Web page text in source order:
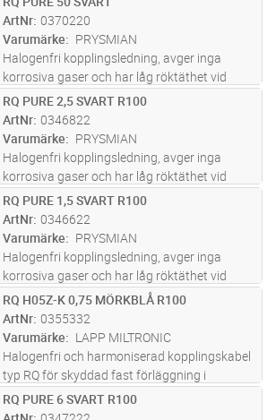
och apparatskåp.
M Lägg i kundvagn
ArtNr 0370220
Varumärke
PRYSMIAN
Halogenfri kopplingsledning, avger inga
korrosiva gaser och har låg röktäthet vid
brand. För indragning i rör, ledningskanaler
och apparatskåp.
M Lägg i kundvagn
RQ PURE 2,5 SVART R100
ArtNr 0346822
Varumärke
PRYSMIAN
Halogenfri kopplingsledning, avger inga
korrosiva gaser och har låg röktäthet vid
brand. För indragning i rör, ledningskanaler
och apparatskåp.
M Lägg i kundvagn
RQ PURE 1,5 SVART R100
ArtNr 0346622
Varumärke
PRYSMIAN
Halogenfri kopplingsledning, avger inga
korrosiva gaser och har låg röktäthet vid
brand. För indragning i rör, ledningskanaler
och apparatskåp.
M Lägg i kundvagn
RQ H05Z-K 0,75 MÖRKBLÅ R100
ArtNr 0355332
Varumärke
LAPP MILTRONIC
Halogenfri och harmoniserad kopplingskabel
typ RQ för skyddad fast förläggning i
apparatskåp, elcentraler, paneler och
armaturer. Märkspännning 300/500 V och
M Lägg i kundvagn
RQ PURE 6 SVART R100